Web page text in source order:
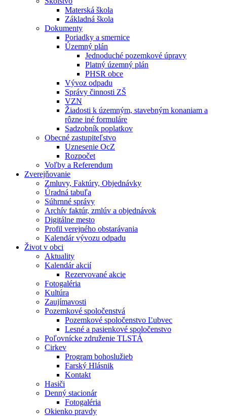
Materská škola
Základná škola
Dokumenty
Poriadky a smernice
Územný plán
Jednoduché pozemkové úpravy
Platný územný plán
PHSR obce
Vývoz odpadu
Správy činnosti ZŠ
VZN
Žiadosti k územným, stavebným konaniam a
rôzne iné formuláre
Sadzobník poplatkov
Obecné zastupiteľstvo
Uznesenie OcZ
Rozpočet
Voľby a Referendum
Zverejňovanie
Zmluvy, Faktúry, Objednávky
Úradná tabuľa
Súhrnné správy
Archív faktúr, zmlúv a objednávok
Digitálne mesto
Profil verejného obstarávania
Kalendár vývozu odpadu
Život v obci
Aktuality
Kalendár akcií
Rezervované akcie
Fotogaléria
Kultúra
Zaujímavosti
Pozemkové spoločenstvá
Pozemkové spoločenstvo Ľubvec
Lesné a pasienkové spoločenstvo
Poľovnícke združenie TLSTÁ
Cirkev
Program bohoslužieb
Farský Hlásnik
Kontakt
Hasiči
Denný stacionár
Fotogaléria
Okienko pravdy